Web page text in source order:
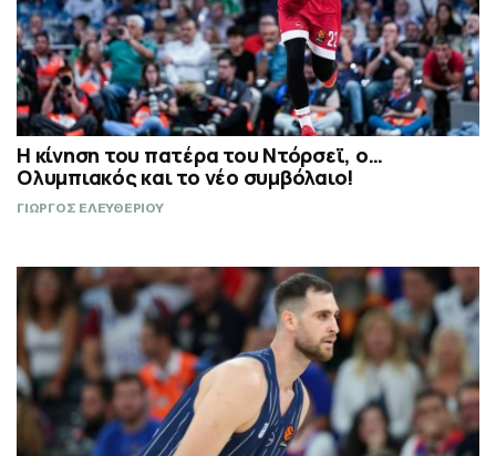
Η κίνηση του πατέρα του Ντόρσεϊ, ο…
Ολυμπιακός και το νέο συμβόλαιο!
ΓΙΩΡΓΟΣ ΕΛΕΥΘΕΡΙΟΥ